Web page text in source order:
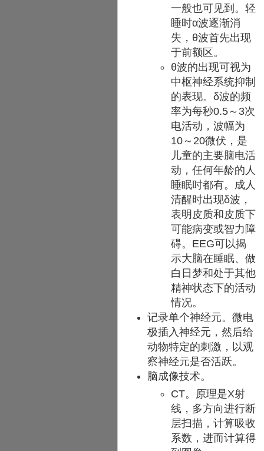
一般也可见到。轻
睡时α波逐渐消
失，θ波首先出现
于前额区。
θ波的出现可视为
中枢神经系统抑制
的表现。δ波的频
率为每秒0.5～3次
电活动，波幅为
10～20微伏，是
儿童的主要脑电活
动，任何年龄的人
睡眠时都有。成人
清醒时出现δ波，
表明皮质和皮质下
可能病变或智力障
碍。EEG可以揭
示大脑在睡眠、做
白日梦和处于其他
精神状态下的活动
情况。
记录单个神经元。微电
极插入神经元，然后给
动物特定的刺激，以观
察神经元是否活跃。
脑成像技术。
CT。原理是X射
线，多方向进行断
层扫描，计算吸收
系数，进而计算得